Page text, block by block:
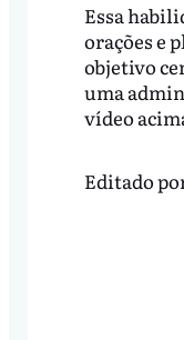
Essa
orações e
objetivo
uma
vídeo
Editado